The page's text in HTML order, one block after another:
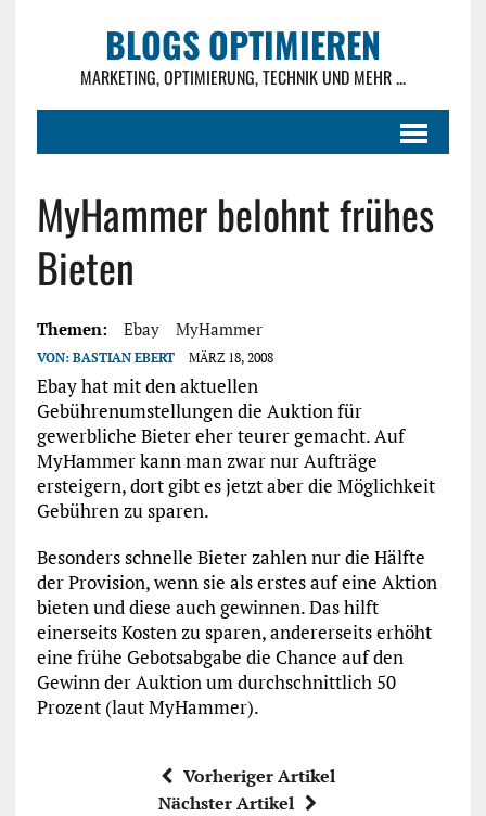
BLOGS OPTIMIEREN
MARKETING, OPTIMIERUNG, TECHNIK UND MEHR ...
MyHammer belohnt frühes
Bieten
Themen: Ebay MyHammer
VON: BASTIAN EBERT MÄRZ 18, 2008
Ebay hat mit den aktuellen
Gebührenumstellungen die Auktion für
gewerbliche Bieter eher teurer gemacht. Auf
MyHammer kann man zwar nur Aufträge
ersteigern, dort gibt es jetzt aber die Möglichkeit
Gebühren zu sparen.
Besonders schnelle Bieter zahlen nur die Hälfte
der Provision, wenn sie als erstes auf eine Aktion
bieten und diese auch gewinnen. Das hilft
einerseits Kosten zu sparen, andererseits erhöht
eine frühe Gebotsabgabe die Chance auf den
Gewinn der Auktion um durchschnittlich 50
Prozent (laut MyHammer).
Vorheriger Artikel
Nächster Artikel